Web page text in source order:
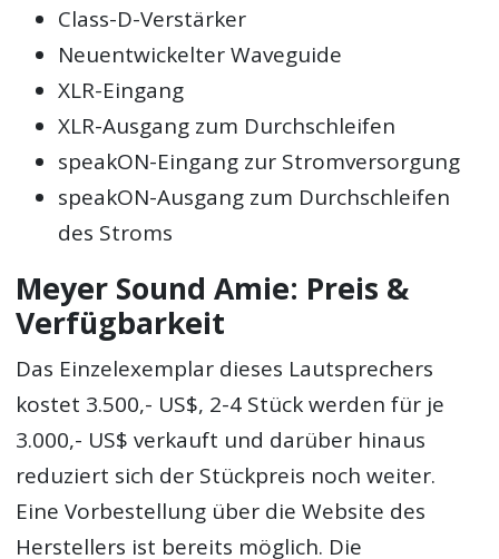
Class-D-Verstärker
Neuentwickelter Waveguide
XLR-Eingang
XLR-Ausgang zum Durchschleifen
speakON-Eingang zur Stromversorgung
speakON-Ausgang zum Durchschleifen
des Stroms
Meyer Sound Amie: Preis &
Verfügbarkeit
Das Einzelexemplar dieses Lautsprechers
kostet 3.500,- US$, 2-4 Stück werden für je
3.000,- US$ verkauft und darüber hinaus
reduziert sich der Stückpreis noch weiter.
Eine Vorbestellung über die Website des
Herstellers ist bereits möglich. Die